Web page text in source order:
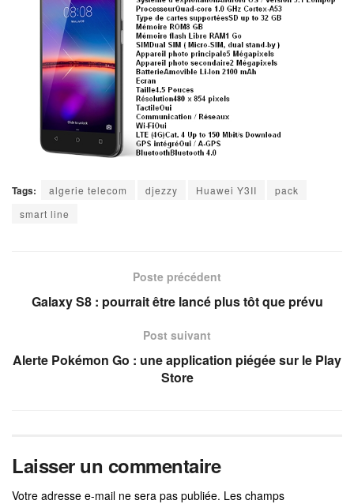
Tags: algerie telecom djezzy Huawei Y3II
pack
smart line
Poste précédent
Galaxy S8 : pourrait être lancé plus tôt que prévu
Post suivant
Alerte Pokémon Go : une application piégée sur le Play
Store
Laisser un commentaire
Votre adresse e-mail ne sera pas publiée. Les champs